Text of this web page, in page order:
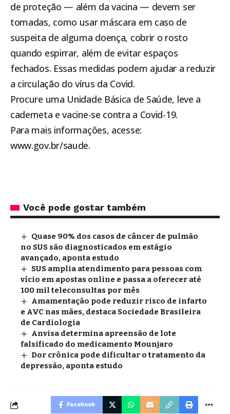
de proteção — além da vacina — devem ser
tomadas, como usar máscara em caso de
suspeita de alguma doença, cobrir o rosto
quando espirrar, além de evitar espaços
fechados. Essas medidas podem ajudar a reduzir
a circulação do vírus da Covid.
Procure uma Unidade Básica de Saúde, leve a
caderneta e vacine-se contra a Covid-19.
Para mais informações, acesse:
www.gov.br/saude.
Você pode gostar também
Quase 90% dos casos de câncer de pulmão
no SUS são diagnosticados em estágio
avançado, aponta estudo
SUS amplia atendimento para pessoas com
vício em apostas online e passa a oferecer até
100 mil teleconsultas por mês
Amamentação pode reduzir risco de infarto
e AVC nas mães, destaca Sociedade Brasileira
de Cardiologia
Anvisa determina apreensão de lote
falsificado do medicamento Mounjaro
Dor crônica pode dificultar o tratamento da
depressão, aponta estudo
Facebook